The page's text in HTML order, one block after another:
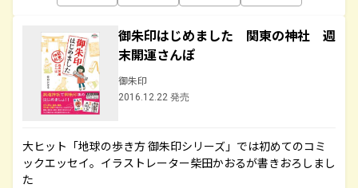
御朱印はじめました 関東の神社 週
末開運さんぽ
御朱印
2016.12.22 発売
大ヒット「地球の歩き方 御朱印シリーズ」では初めてのコミ
ックエッセイ。イラストレーター柴田かおるが書きおろしまし
た